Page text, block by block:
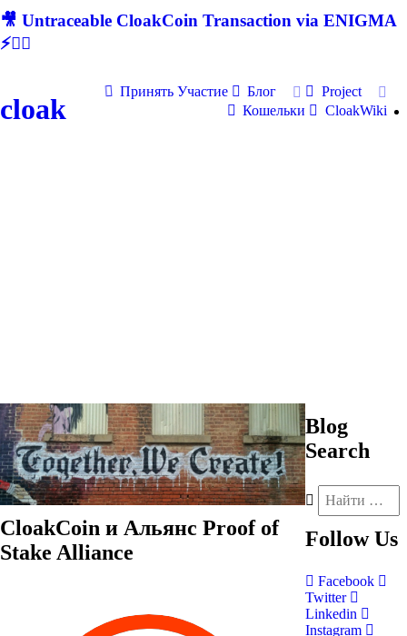
🎥 Untraceable CloakCoin Transaction via ENIGMA
⚡🕵‍♂
cloak
Принять Участие Блог
Project
Кошельки
CloakWiki
CloakCoin и Альянс Proof of
Stake Alliance
Blog
Search
Follow Us
Facebook
Twitter
Linkedin
Instagram